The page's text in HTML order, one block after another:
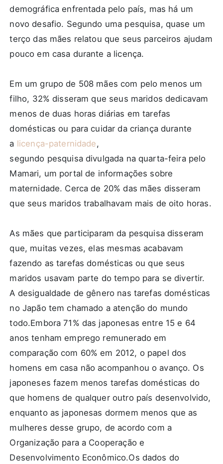
demográfica enfrentada pelo país, mas há um
novo desafio. Segundo uma pesquisa, quase um
terço das mães relatou que seus parceiros ajudam
pouco em casa durante a licença.
Em um grupo de 508 mães com pelo menos um
filho, 32% disseram que seus maridos dedicavam
menos de duas horas diárias em tarefas
domésticas ou para cuidar da criança durante
a licença-paternidade,
segundo pesquisa divulgada na quarta-feira pelo
Mamari, um portal de informações sobre
maternidade. Cerca de 20% das mães disseram
que seus maridos trabalhavam mais de oito horas.
As mães que participaram da pesquisa disseram
que, muitas vezes, elas mesmas acabavam
fazendo as tarefas domésticas ou que seus
maridos usavam parte do tempo para se divertir.
A desigualdade de gênero nas tarefas domésticas
no Japão tem chamado a atenção do mundo
todo.Embora 71% das japonesas entre 15 e 64
anos tenham emprego remunerado em
comparação com 60% em 2012, o papel dos
homens em casa não acompanhou o avanço. Os
japoneses fazem menos tarefas domésticas do
que homens de qualquer outro país desenvolvido,
enquanto as japonesas dormem menos que as
mulheres desse grupo, de acordo com a
Organização para a Cooperação e
Desenvolvimento Econômico.Os dados do